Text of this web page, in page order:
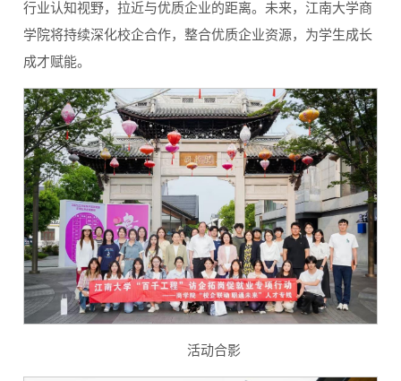
行业认知视野，拉近与优质企业的距离。未来，江南大学商
学院将持续深化校企合作，整合优质企业资源，为学生成长
成才赋能。
活动合影